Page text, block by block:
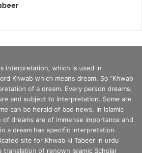
interpretation, which is used in
Khwab which means dream. So “Khwab
of a dream. Every person dreams,
and subject to interpretation. Some are
can be herald of bad news. In Islamic
dreams are of immense importance and
a dream has specific interpretation.
site for Khwab ki Tabeer in urdu
translation of renown Islamic Scholar